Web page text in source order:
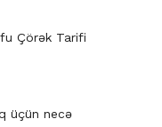
Çörək Tarifi
üçün necə